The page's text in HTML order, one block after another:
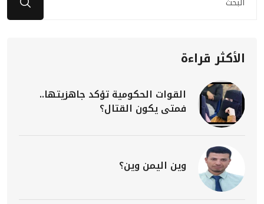
الأكثر قراءة
القوات الحكومية تؤكد جاهزيتها..
فمتى يكون القتال؟
وين اليمن وين؟